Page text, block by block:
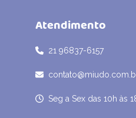
Atendimento
21 96837-6157
Seg a Sex das 10h às